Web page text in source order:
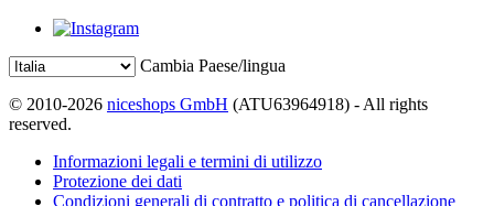
Cambia Paese/lingua
© 2010-2026 niceshops GmbH (ATU63964918) - All rights
reserved.
Informazioni legali e termini di utilizzo
Protezione dei dati
Condizioni generali di contratto e politica di cancellazione